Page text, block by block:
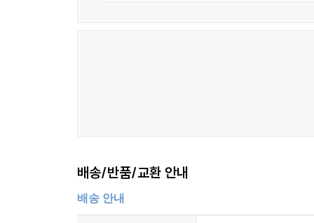
배송/반품/교환 안내
배송 안내